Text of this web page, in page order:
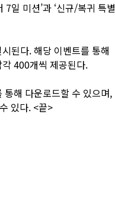
일 미션’과 ‘신규/복귀 특별
된다. 해당 이벤트를 통해
400개씩 제공된다.
통해 다운로드할 수 있으며,
있다. <끝>